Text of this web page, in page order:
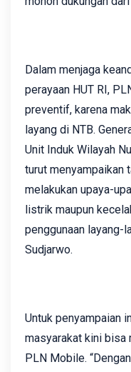
Dalam menjaga
perayaan HUT RI,
preventif, karena
layang di NTB.
Unit Induk Wilayah
turut menyampaikan
melakukan upaya-
listrik maupun
penggunaan layang-
Sudjarwo.
Untuk penyampaian
masyarakat kini bisa
PLN Mobile.